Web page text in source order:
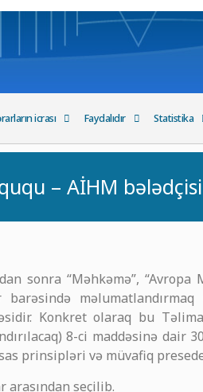
icrası Faydalıdır Statistika
– AİHM bələdçisi
sonra “Məhkəmə”, “Avropa
Konkret olaraq bu
8-ci maddəsinə dair
prinsipləri və müvafiq
arasından seçilib.